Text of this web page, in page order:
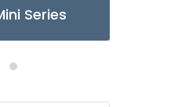
TY3085/6 Micro Series